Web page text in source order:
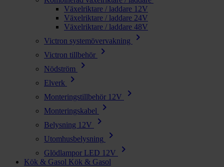
Växelriktare / laddare 12V
Växelriktare / laddare 24V
Växelriktare / laddare 48V
Victron systemövervakning
chevron_right
Victron tillbehör chevron_right
Nödström chevron_right
Elverk chevron_right
Monteringstillbehör 12V chevron_right
Monteringskabel chevron_right
Belysning 12V chevron_right
Utomhusbelysning chevron_right
Glödlampor LED 12V chevron_right
Kök & Gasol Kök & Gasol